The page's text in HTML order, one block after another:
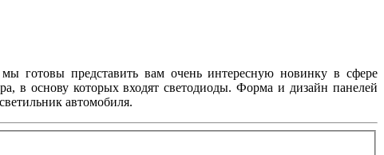
готовы представить вам очень интересную новинку в сфере
в основу которых входят светодиоды. Форма и дизайн панелей
автомобиля.